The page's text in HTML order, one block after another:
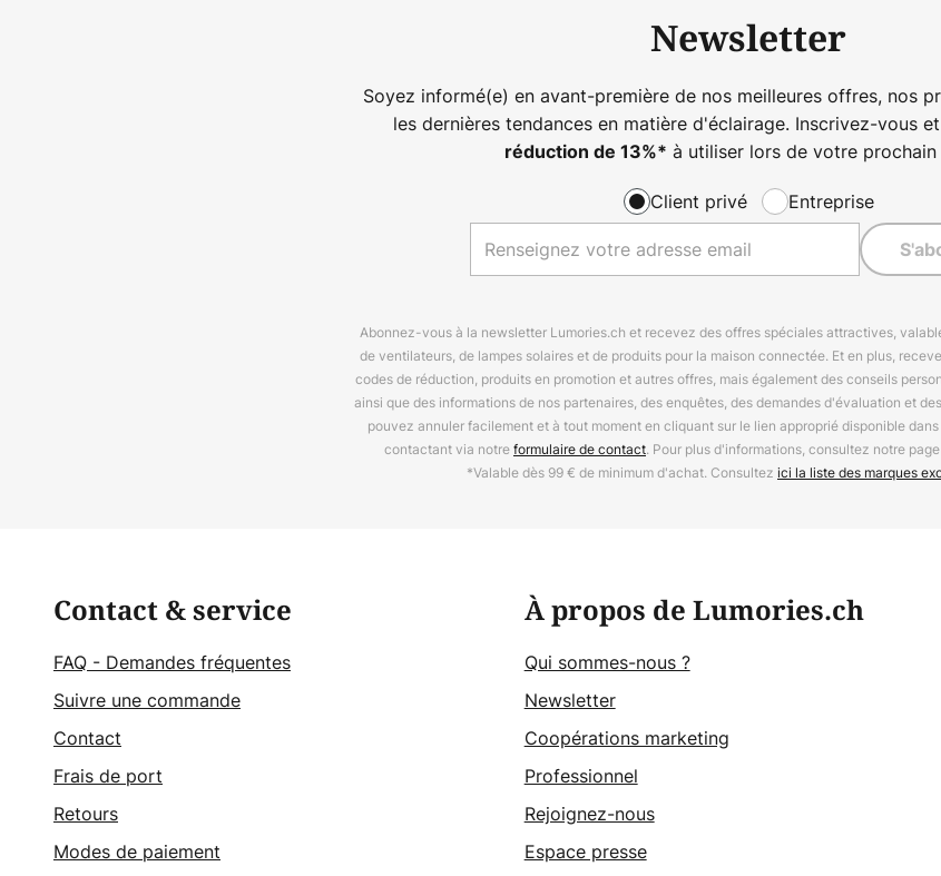
Newsletter
Soyez informé(e) en avant-première de nos meilleures offres, nos
les dernières tendances en matière d'éclairage. Inscrivez-vous
réduction de 13%* à utiliser lors de votre prochain
Client privé Entreprise
Abonnez-vous à la newsletter Lumories.ch et recevez des offres spéciales attractives,
de ventilateurs, de lampes solaires et de produits pour la maison connectée. Et en plus,
codes de réduction, produits en promotion et autres offres, mais également des conseils
ainsi que des informations de nos partenaires, des enquêtes, des demandes d'évaluation et
pouvez annuler facilement et à tout moment en cliquant sur le lien approprié disponible
contactant via notreformulaire de contact. Pour plus d'informations, consultez notre page
*Valable dès 99 € de minimum d'achat. Consultez ici la liste des marques
Contact & service
FAQ - Demandes fréquentes
Suivre une commande
Contact
Frais de port
Retours
Modes de paiement
À propos de Lumories.ch
Qui sommes-nous ?
Newsletter
Coopérations marketing
Professionnel
Rejoignez-nous
Espace presse